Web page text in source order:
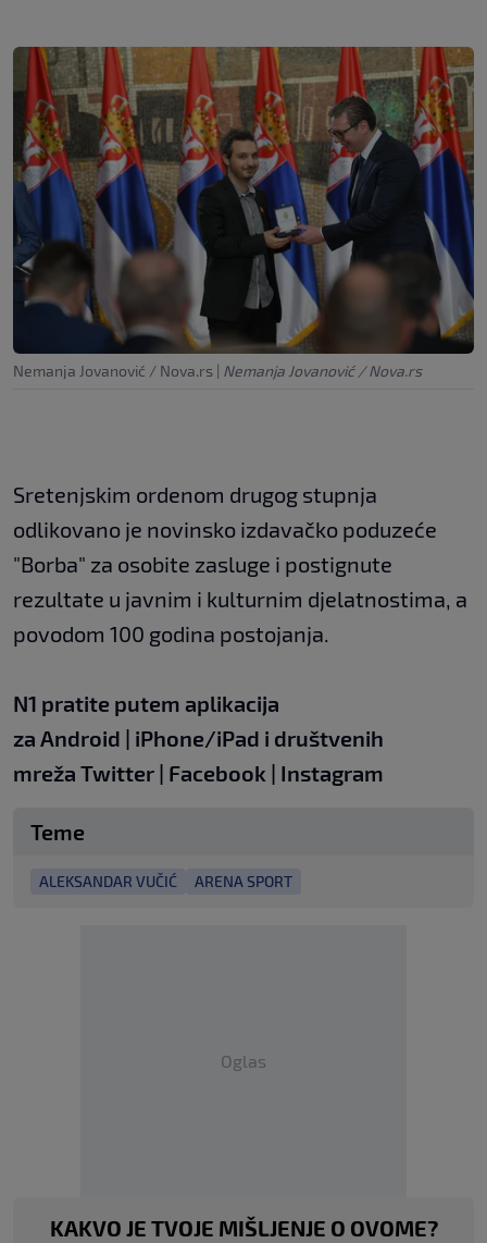
Nemanja Jovanović / Nova.rs | Nemanja Jovanović / Nova.rs
Sretenjskim ordenom drugog stupnja
odlikovano je novinsko izdavačko poduzeće
"Borba" za osobite zasluge i postignute
rezultate u javnim i kulturnim djelatnostima, a
povodom 100 godina postojanja.
N1 pratite putem aplikacija
za Android | iPhone/iPad i društvenih
mreža Twitter | Facebook | Instagram
Teme
ALEKSANDAR VUČIĆ ARENA SPORT
Oglas
KAKVO JE TVOJE MIŠLJENJE O OVOME?